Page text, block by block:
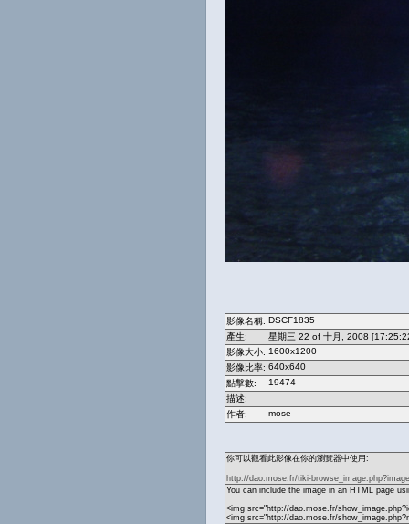
影像名稱: DSCF1835
產生:
星期三 22 of 十月, 2008
影像大小: 1600x1200
影像比率: 640x640
點擊數:
19474
描述:
作者:
mose
你可以觀看此影像在你的瀏覽器中使用:
http://dao.mose.fr/tiki-
You can include the image in an HTML page
<img src="http://dao.mose.fr/
<img src="http://dao.mose.fr/